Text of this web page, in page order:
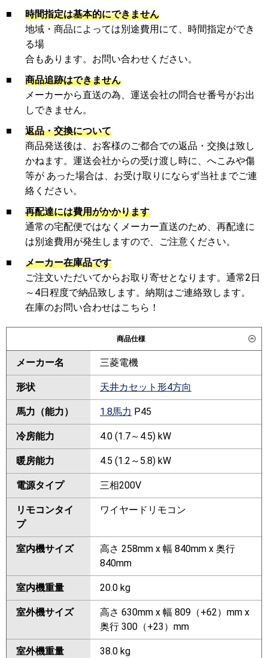
■
時間指定は基本的にできません
地域・商品によっては別途費用にて、時間指定ができ
る場
合もあります。お問い合わせください。
■
商品追跡はできません
メーカーから直送の為、運送会社の問合せ番号がお出
しできません。
■
返品・交換について
商品発送後は、お客様のご都合での返品・交換は致し
かねます。運送会社からの受け渡し時に、へこみや傷
等が あった場合は、お受け取りにならず当社までご連
絡ください。
■
再配達には費用がかかります
通常の宅配便ではなくメーカー直送のため、再配達に
は別途費用が発生しますので、ご注意ください。
■
メーカー在庫品です
ご注文いただいてからお取り寄せとなります。通常2日
～4日程度で納品致します。納期はご連絡致します。
在庫のお問い合わせはこちら！
商品仕様
メーカー名 三菱電機
形状 天井カセット形4方向
馬力（能力） 1.8馬力 P45
冷房能力 4.0 (1.7～4.5) kW
暖房能力 4.5 (1.2～5.8) kW
電源タイプ 三相200V
リモコンタイ
プ
ワイヤードリモコン
室内機サイズ
高さ 258mm x 幅 840mm x 奥行
840mm
室内機重量 20.0 kg
室外機サイズ
高さ 630mm x 幅 809（+62）mm x
奥行 300（+23）mm
室外機重量 38.0 kg